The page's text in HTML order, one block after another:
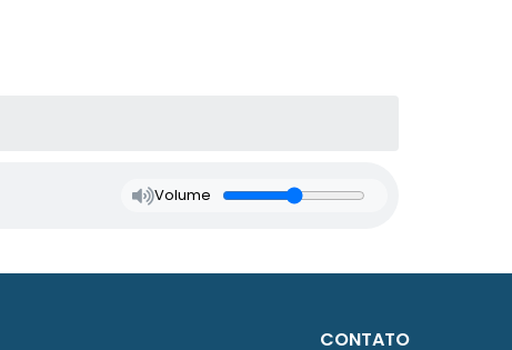
Volume
CONTATO